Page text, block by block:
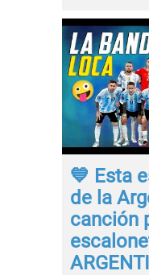
💙 Esta
de la
canción